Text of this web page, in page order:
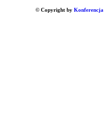
© Copyright by Konferencja